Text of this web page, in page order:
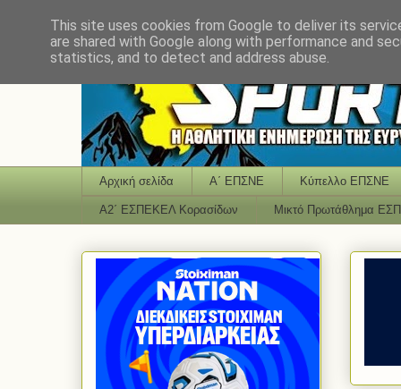
Αρχική σελίδα Α΄ ΕΠΣΝΕ Κύπελλο ΕΠΣΝΕ
Α2΄ ΕΣΠΕΚΕΛ Κορασίδων Μικτό Πρωτάθλημα
This site uses cookies from Google to deliver its
are shared with Google along with performance and
statistics, and to detect and address abuse.